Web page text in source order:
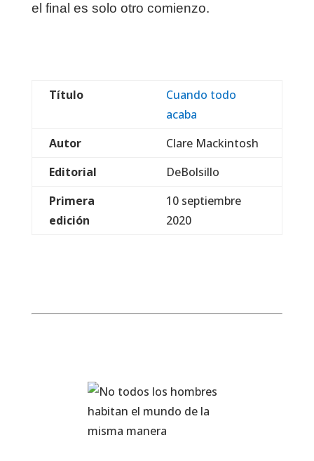
el final es solo otro comienzo.
Título
Cuando todo
acaba
Autor
Clare Mackintosh
Editorial
DeBolsillo
Primera
edición
10 septiembre
2020